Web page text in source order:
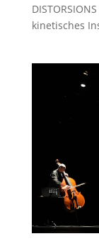
kinetisches